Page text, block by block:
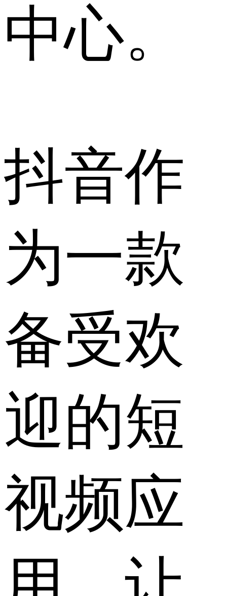
中心。
抖音作
为一款
备受欢
迎的短
视频应